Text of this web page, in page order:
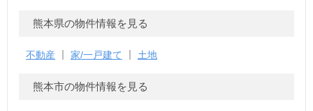
熊本県の物件情報を見る
不動産 家/一戸建て 土地
熊本市の物件情報を見る